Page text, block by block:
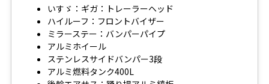
いすゞ：ギガ：トレーラーヘッド
ハイルーフ：フロントバイザー
ミラーステー：バンパーパイプ
アルミホイール
ステンレスサイドバンパー3段
アルミ燃料タンク400L